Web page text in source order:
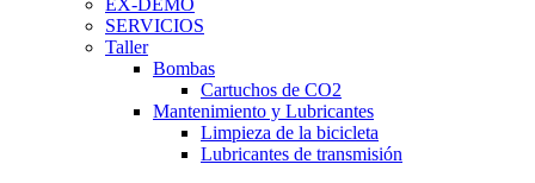
EX-DEMO
SERVICIOS
Taller
Bombas
Cartuchos de CO2
Mantenimiento y Lubricantes
Limpieza de la bicicleta
Lubricantes de transmisión